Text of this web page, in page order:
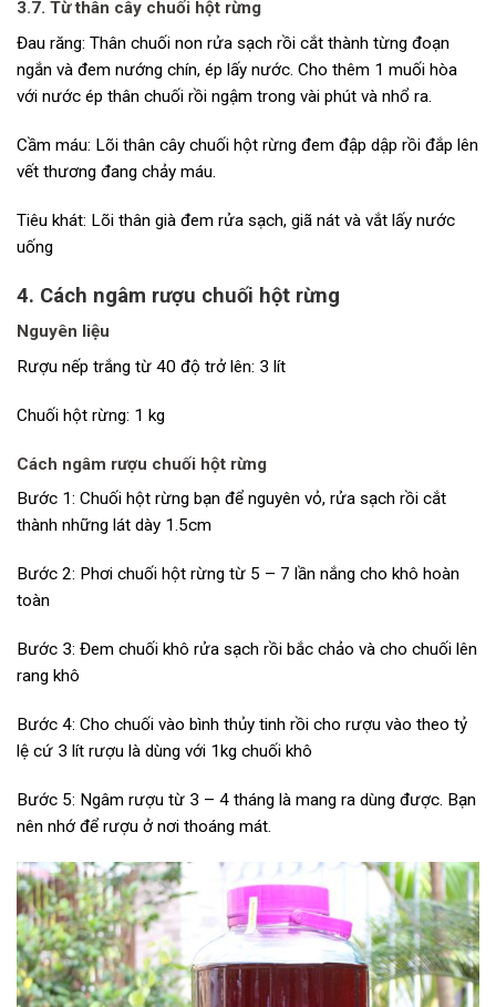
3.7. Từ thân cây chuối hột rừng
Đau răng: Thân chuối non rửa sạch rồi cắt thành từng đoạn
ngắn và đem nướng chín, ép lấy nước. Cho thêm 1 muối hòa
với nước ép thân chuối rồi ngậm trong vài phút và nhổ ra.
Cầm máu: Lõi thân cây chuối hột rừng đem đập dập rồi đắp lên
vết thương đang chảy máu.
Tiêu khát: Lõi thân già đem rửa sạch, giã nát và vắt lấy nước
uống
4. Cách ngâm rượu chuối hột rừng
Nguyên liệu
Rượu nếp trắng từ 40 độ trở lên: 3 lít
Chuối hột rừng: 1 kg
Cách ngâm rượu chuối hột rừng
Bước 1: Chuối hột rừng bạn để nguyên vỏ, rửa sạch rồi cắt
thành những lát dày 1.5cm
Bước 2: Phơi chuối hột rừng từ 5 – 7 lần nắng cho khô hoàn
toàn
Bước 3: Đem chuối khô rửa sạch rồi bắc chảo và cho chuối lên
rang khô
Bước 4: Cho chuối vào bình thủy tinh rồi cho rượu vào theo tỷ
lệ cứ 3 lít rượu là dùng với 1kg chuối khô
Bước 5: Ngâm rượu từ 3 – 4 tháng là mang ra dùng được. Bạn
nên nhớ để rượu ở nơi thoáng mát.